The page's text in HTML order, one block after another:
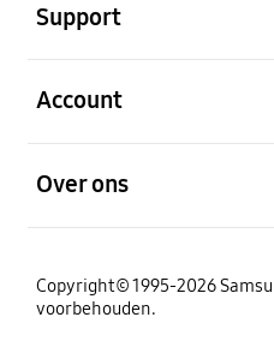
Support
Account
Over ons
Copyright© 1995-2026
voorbehouden.